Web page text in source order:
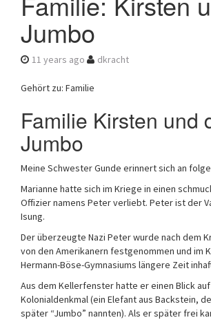
Jumbo
11 years ago dkracht
Gehört zu: Familie
Familie Kirsten und
Jumbo
Meine Schwester Gunde erinnert sich an
Marianne hatte sich im Kriege in einen
Offizier namens Peter verliebt. Peter ist der
Isung.
Der überzeugte Nazi Peter wurde nach dem
von den Amerikanern festgenommen und im
Hermann-Böse-Gymnasiums längere Zeit
Aus dem Kellerfenster hatte er einen Blick
Kolonialdenkmal (ein Elefant aus Backstein,
später “Jumbo” nannten). Als er später frei